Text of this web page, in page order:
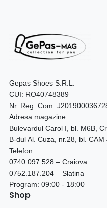
Gepas Shoes S.R.L.
CUI: RO40748389
Nr. Reg. Com:
Adresa magazine:
Bulevardul Carol I, bl. M6B,
B-dul Al. Cuza, nr.28, bl. CAM
Telefon:
0740.097.528 – Craiova
0752.187.204 – Slatina
Program: 09:00 - 18:00
Shop